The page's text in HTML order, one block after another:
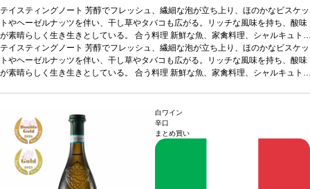
テイスティングノート 芳醇でフレッシュ、繊細な泡が立ち上り、ほのかなビスケッ
トやヘーゼルナッツを伴い、干し草やタバコも広がる。リッチな風味を持ち、酸味
が素晴らしく生き生きとしている。 合う料理 新鮮な魚、家禽料理、シャルキュト
リー、サラダ、パルメザンチーズなどと好相性。葡萄品種トゥルビアーナ 90%、
シャルドネ 10%
テイスティングノート 芳醇でフレッシュ、繊細な泡が立ち上り、ほのかなビスケッ
トやヘーゼルナッツを伴い、干し草やタバコも広がる。リッチな風味を持ち、酸味
が素晴らしく生き生きとしている。 合う料理 新鮮な魚、家禽料理、シャルキュト
白ワイン
辛口
まとめ買い